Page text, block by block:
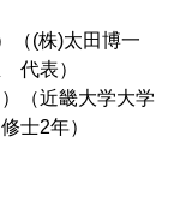
（(株)太田博一
代表）
近畿大学大学
士2年）